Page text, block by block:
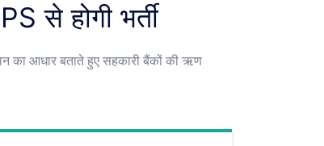
से होगी भर्ती
का आधार बताते हुए सहकारी बैंकों की ऋण